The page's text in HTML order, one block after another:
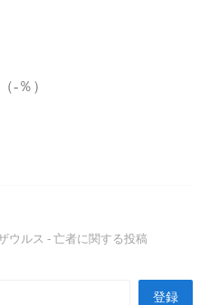
（-％）
ウルス - 亡者に関する投稿
登録